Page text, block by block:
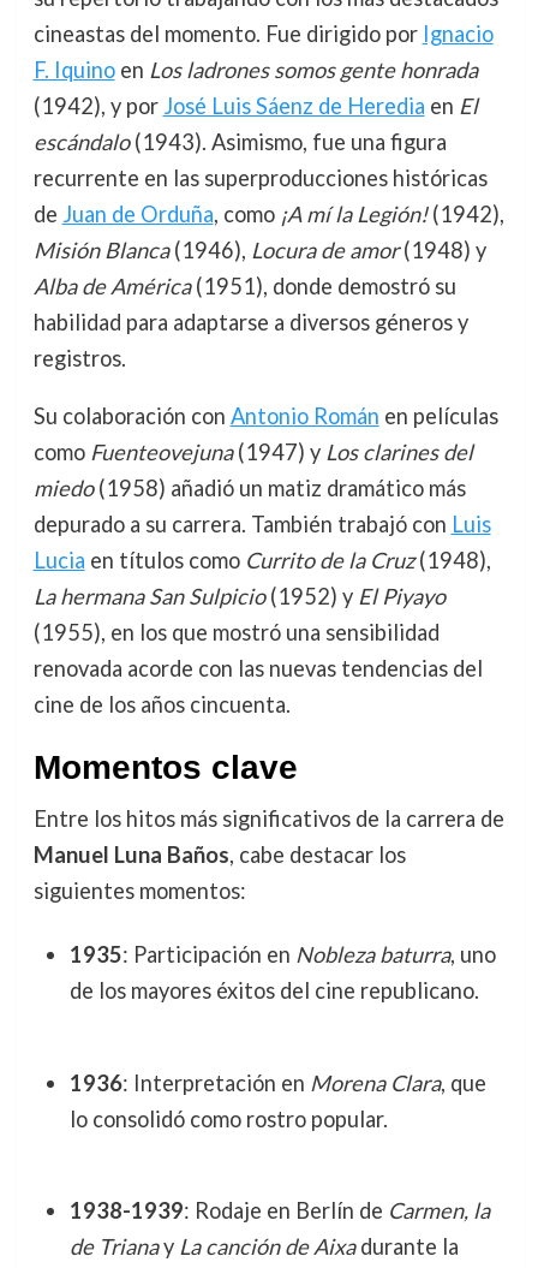
cineastas del momento. Fue dirigido por Ignacio
F. Iquinoen Los ladrones somos gente honrada
(1942), y por José Luis Sáenz de Heredia en El
escándalo(1943). Asimismo, fue una figura
recurrente en las superproducciones históricas
de Juan de Orduña, como ¡A mí la Legión!(1942),
Misión Blanca(1946), Locura de amor(1948) y
Alba de América(1951), donde demostró su
habilidad para adaptarse a diversos géneros y
registros.
Su colaboración con Antonio Román en películas
como Fuenteovejuna(1947) y Los clarines del
miedo(1958) añadió un matiz dramático más
depurado a su carrera. También trabajó con Luis
Lucia en títulos como Currito de la Cruz(1948),
La hermana San Sulpicio(1952) y El Piyayo
(1955), en los que mostró una sensibilidad
renovada acorde con las nuevas tendencias del
cine de los años cincuenta.
Momentos clave
Entre los hitos más significativos de la carrera de
Manuel Luna Baños, cabe destacar los
siguientes momentos:
1935: Participación en Nobleza baturra, uno
de los mayores éxitos del cine republicano.
1936: Interpretación en Morena Clara, que
lo consolidó como rostro popular.
1938-1939: Rodaje en Berlín de Carmen, la
de Trianay La canción de Aixadurante la